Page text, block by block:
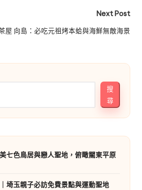
Next Post
屋 向島：必吃元祖烤本蛤與海鮮無敵海景
搜
尋
七色鳥居與戀人聖地，俯瞰關東平原
埼玉親子必訪免費景點與運動聖地